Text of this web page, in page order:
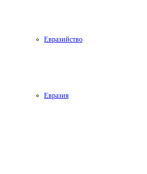
Евразийство
Евразия